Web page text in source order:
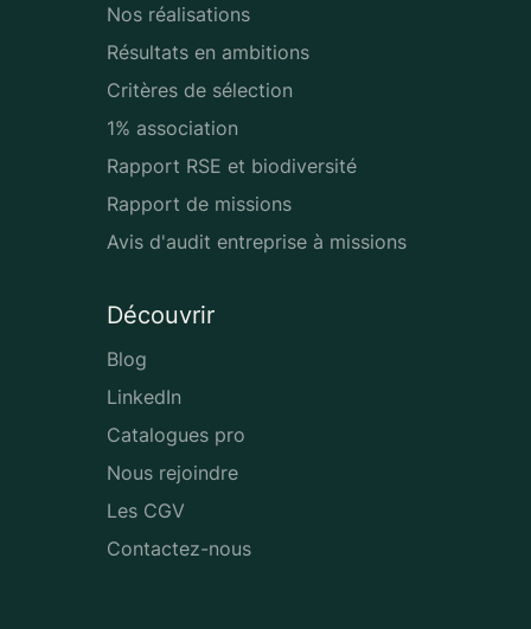
Nos réalisations
Résultats en ambitions
Critères de sélection
1% association
Rapport RSE et biodiversité
Rapport de missions
Avis d'audit entreprise à missions
Découvrir
Blog
LinkedIn
Catalogues pro
Nous rejoindre
Les CGV
Contactez-nous